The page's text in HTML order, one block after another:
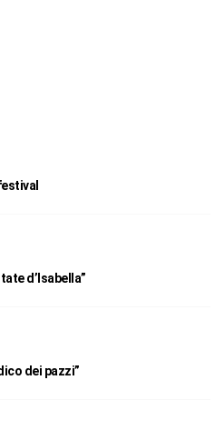
d’Isabella”
dei pazzi”